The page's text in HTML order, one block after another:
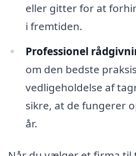
eller gitter for at
i fremtiden.
Professionel
om den bedste
vedligeholdelse af
sikre, at de fungerer
år.